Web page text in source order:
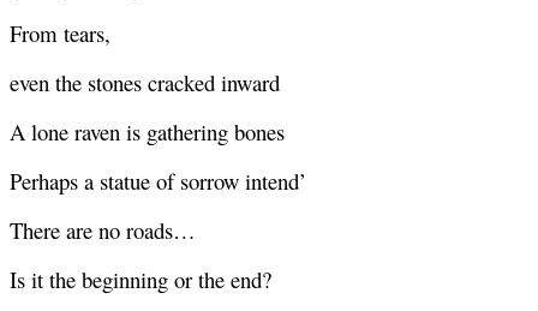
From tears,
even the stones cracked inward
A lone raven is gathering bones
Perhaps a statue of sorrow intend’
There are no roads…
Is it the beginning or the end?